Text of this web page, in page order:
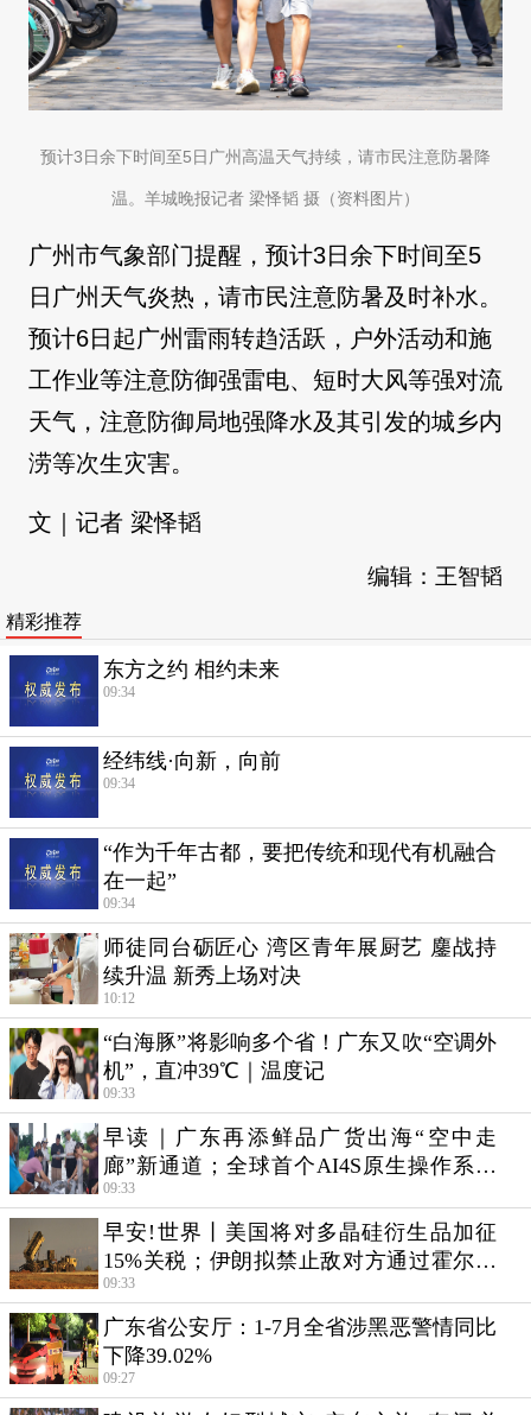
预计3日余下时间至5日广州高温天气持续，请市民注意防暑降
温。羊城晚报记者 梁怿韬 摄（资料图片）
广州市气象部门提醒，预计3日余下时间至5
日广州天气炎热，请市民注意防暑及时补水。
预计6日起广州雷雨转趋活跃，户外活动和施
工作业等注意防御强雷电、短时大风等强对流
天气，注意防御局地强降水及其引发的城乡内
涝等次生灾害。
文｜记者 梁怿韬
编辑：王智韬
精彩推荐